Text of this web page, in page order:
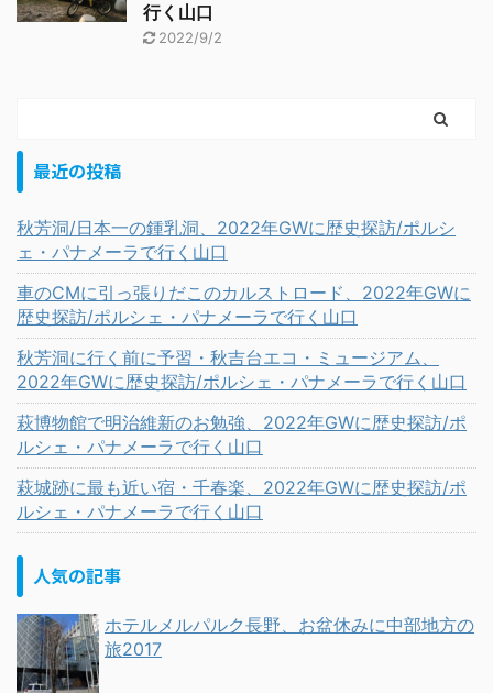
行く山口
2022/9/2
最近の投稿
秋芳洞/日本一の鍾乳洞、2022年GWに歴史探訪/ポルシ
ェ・パナメーラで行く山口
車のCMに引っ張りだこのカルストロード、2022年GWに
歴史探訪/ポルシェ・パナメーラで行く山口
秋芳洞に行く前に予習・秋吉台エコ・ミュージアム、
2022年GWに歴史探訪/ポルシェ・パナメーラで行く山口
萩博物館で明治維新のお勉強、2022年GWに歴史探訪/ポ
ルシェ・パナメーラで行く山口
萩城跡に最も近い宿・千春楽、2022年GWに歴史探訪/ポ
ルシェ・パナメーラで行く山口
人気の記事
ホテルメルパルク長野、お盆休みに中部地方の
旅2017